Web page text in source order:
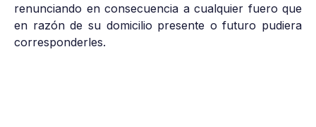
renunciando en consecuencia a cualquier fuero que
en razón de su domicilio presente o futuro pudiera
corresponderles.